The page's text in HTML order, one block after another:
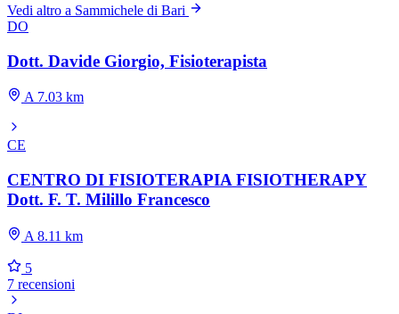
Vedi altro a Sammichele di Bari
DO
Dott. Davide Giorgio, Fisioterapista
A 7.03 km
CE
CENTRO DI FISIOTERAPIA FISIOTHERAPY
Dott. F. T. Milillo Francesco
A 8.11 km
5
7 recensioni